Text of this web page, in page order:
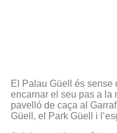
El Palau Güell és sense
encarnar el seu pas a la
pavelló de caça al
Güell, el Park Güell i